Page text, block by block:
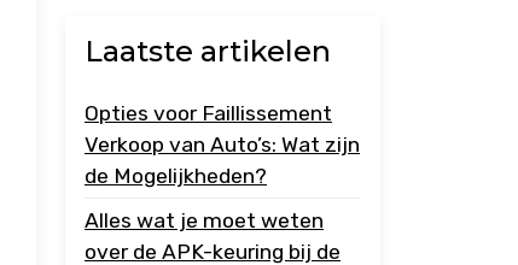
Laatste artikelen
Opties voor Faillissement
Verkoop van Auto’s: Wat zijn
de Mogelijkheden?
Alles wat je moet weten
over de APK-keuring bij de